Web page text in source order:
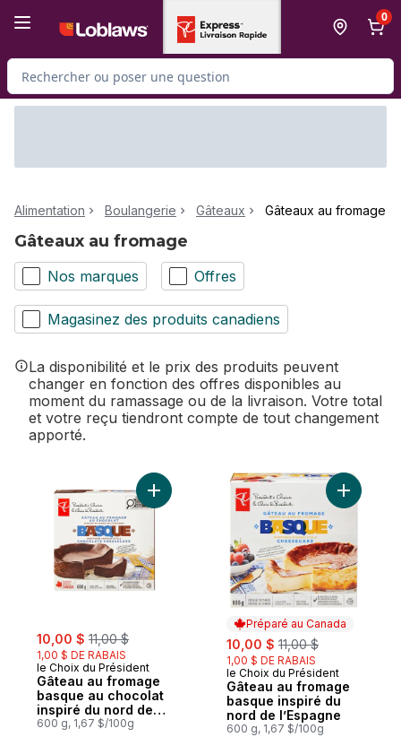
0
Rechercher des produits
Alimentation Boulangerie Gâteaux Gâteaux au fromage
Gâteaux au fromage
Nos marques Offres
Magasinez des produits canadiens
La disponibilité et le prix des produits peuvent
changer en fonction des offres disponibles au
moment du ramassage ou de la livraison. Votre total
et votre reçu tiendront compte de tout changement
apporté.
sale:
10,00 $ , formerly:
11,00 $
1,00 $ DE RABAIS
le Choix du Président
Gâteau au fromage
basque au chocolat
inspiré du nord de
l’Espagne
600 g, 1,67 $/100g
Ajouter Gâteau au fromage basque au
Préparé au Canada
sale:
10,00 $ , formerly:
11,00 $
1,00 $ DE RABAIS
Préparé au Canada
le Choix du Président
Gâteau au fromage
basque inspiré du
nord de l’Espagne
600 g, 1,67 $/100g
Ajouter